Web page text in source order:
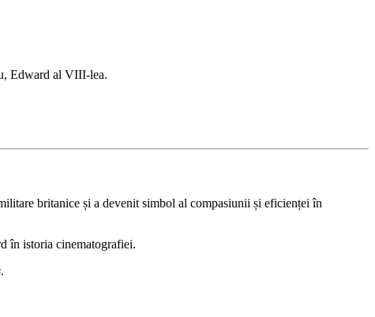
Edward al VIII-lea.
britanice și a devenit simbol al compasiunii și eficienței în
în istoria cinematografiei.
.